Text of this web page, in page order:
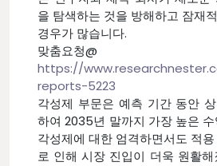
을 탐색하는 것을 방해하고 잠재
경우가 많습니다.
맞춤요청@
https://
reports-5223
각성제 부문은 예측 기간 동안
하여 2035년 말까지 가장 높은
각성제에 대한 엄격하면서도 적
로 인해 시장 진입이 더욱 원활